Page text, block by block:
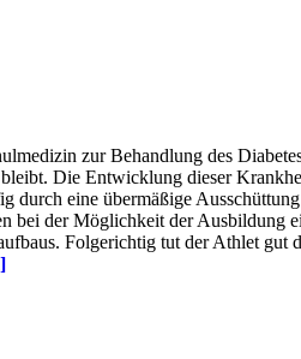
zur Behandlung des
Die Entwicklung dieser
durch eine übermäßige
bei der Möglichkeit der Ausbildung
Folgerichtig tut der Athlet